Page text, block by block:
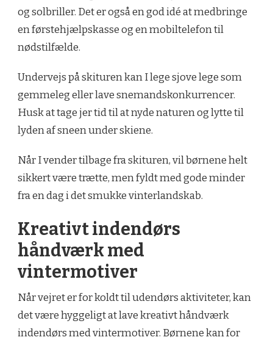
og solbriller. Det er også en god idé at medbringe
en førstehjælpskasse og en mobiltelefon til
nødstilfælde.
Undervejs på skituren kan I lege sjove lege som
gemmeleg eller lave snemandskonkurrencer.
Husk at tage jer tid til at nyde naturen og lytte til
lyden af sneen under skiene.
Når I vender tilbage fra skituren, vil børnene helt
sikkert være trætte, men fyldt med gode minder
fra en dag i det smukke vinterlandskab.
Kreativt indendørs
håndværk med
vintermotiver
Når vejret er for koldt til udendørs aktiviteter, kan
det være hyggeligt at lave kreativt håndværk
indendørs med vintermotiver. Børnene kan for